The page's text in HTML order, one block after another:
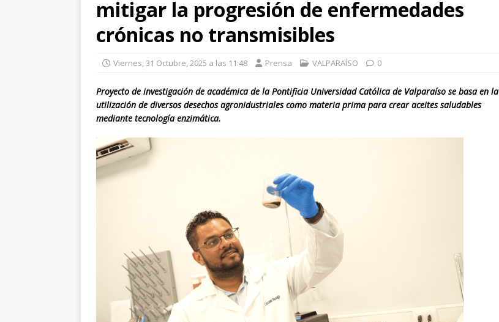
mitigar la progresión de enfermedades
crónicas no transmisibles
Viernes, 31 Octubre, 2025 a las 11:48 Prensa VALPARAÍSO 0
Proyecto de investigación de académica de la Pontificia Universidad Católica de Valparaíso se basa en la
utilización de diversos desechos agronidustriales como materia prima para crear aceites saludables
mediante tecnología enzimática.